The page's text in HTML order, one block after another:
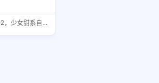
一甜相机v4.42.0.44202，少女甜系自拍相机